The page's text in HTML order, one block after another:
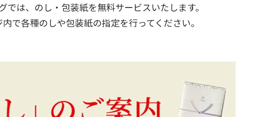
では、のし・包装紙を無料サービスいたします。
で各種のしや包装紙の指定を行ってください。